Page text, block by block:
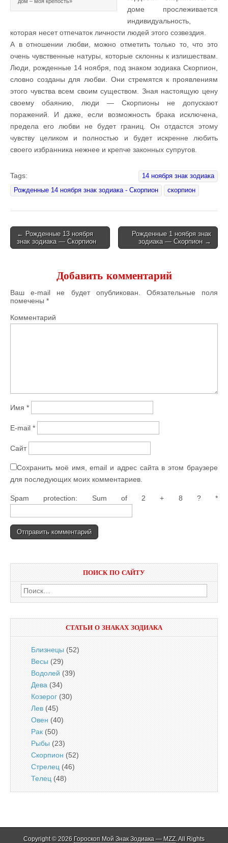
доме прослеживается
индивидуальность,
которая несет отпечаток личности людей этого созвездия.
А в отношении любви, можно отметить только то, что это
очень чувственные натуры, которые склонны к излишествам.
Люди, рожденные 14 ноября, под знаком зодиака Скорпион,
словно созданы для любви. Они стремятся к проявлениям
этого чувства всем своим существом. Зная настоящую цену
своему обаянию, люди — Скорпионы не допускают
поражений. И даже, если возможность брака исключена,
предела его любви не будет границ. Он отдастся этому
чувству целиком и полностью и будет искренне любить
своего избранника нежнее и крепче законных супругов.
Tags:
14 ноября знак зодиака
Рожденные 14 ноября знак зодиака - Скорпион
скорпион
Post navigation
← Рожденные 13 ноября
знак зодиака — Скорпион
Рожденные 1 ноября знак
зодиака — Скорпион →
Добавить комментарий
Ваш e-mail не будет опубликован.
Обязательные поля
помечены *
Комментарий
Имя *
E-mail *
Сайт
Сохранить моё имя, email и адрес сайта в этом браузере
для последующих моих комментариев.
Spam protection: Sum of 2 + 8 ? *
ПОИСК ПО САЙТУ
Найти:
СТАТЬИ О ЗНАКАХ ЗОДИАКА
Близнецы (52)
Весы (29)
Водолей (39)
Дева (34)
Козерог (30)
Лев (45)
Овен (40)
Рак (50)
Рыбы (23)
Скорпион (52)
Стрелец (46)
Телец (48)
Copyright © 2026 Гороскоп Мой Знак Зодиака — MZZ. All Rights